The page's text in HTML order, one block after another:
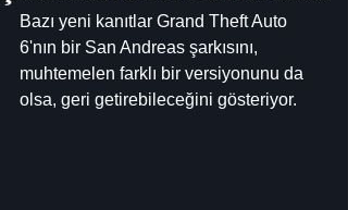
Bazı yeni kanıtlar Grand Theft Auto
6'nın bir San Andreas şarkısını,
muhtemelen farklı bir versiyonunu da
olsa, geri getirebileceğini gösteriyor.